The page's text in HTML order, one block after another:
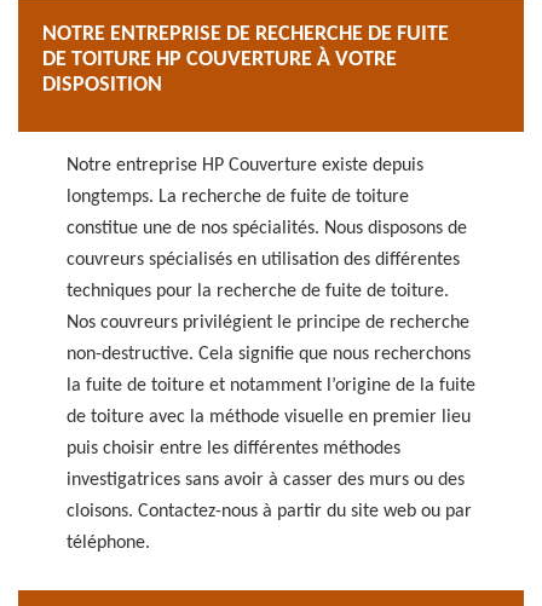
NOTRE ENTREPRISE DE RECHERCHE DE FUITE
DE TOITURE HP COUVERTURE À VOTRE
DISPOSITION
Notre entreprise HP Couverture existe depuis
longtemps. La recherche de fuite de toiture
constitue une de nos spécialités. Nous disposons de
couvreurs spécialisés en utilisation des différentes
techniques pour la recherche de fuite de toiture.
Nos couvreurs privilégient le principe de recherche
non-destructive. Cela signifie que nous recherchons
la fuite de toiture et notamment l’origine de la fuite
de toiture avec la méthode visuelle en premier lieu
puis choisir entre les différentes méthodes
investigatrices sans avoir à casser des murs ou des
cloisons. Contactez-nous à partir du site web ou par
téléphone.